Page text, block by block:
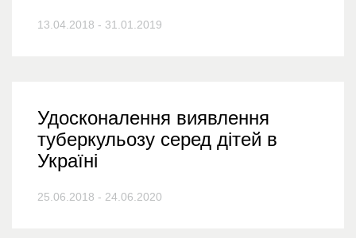
13.04.2018 - 31.01.2019
Удосконалення виявлення
туберкульозу серед дітей в
Україні
25.06.2018 - 24.06.2020